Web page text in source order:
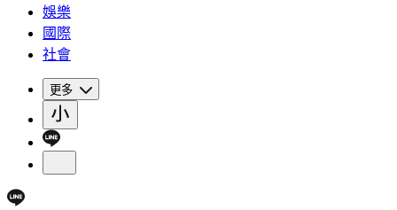
娛樂
國際
社會
更多